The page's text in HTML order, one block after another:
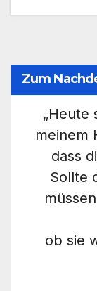
Zum
„Heute
meinem
dass
Sollte
ob sie